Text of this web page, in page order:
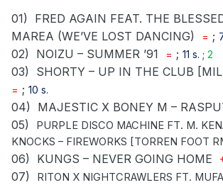
01)
FRED AGAIN FEAT. THE
MAREA (WE’VE LOST DANCING)
= ;
02) NOIZU – SUMMER ’91 = ; 11 s. ; 2
03) SHORTY – UP IN THE CLUB
= ; 10 s.
04) MAJESTIC X BONEY M –
05)
PURPLE DISCO MACHINE FT. M.
KNOCKS – FIREWORKS [TORREN FOOT
06) KUNGS – NEVER GOING HOME
07)
RITON X NIGHTCRAWLERS FT.